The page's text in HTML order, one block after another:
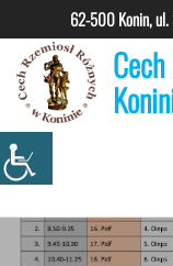
do
treści
62-500 Konin,